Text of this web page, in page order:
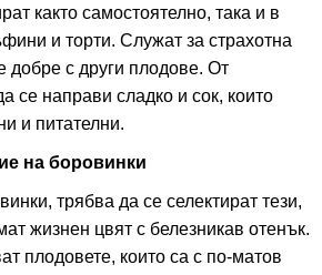
както самостоятелно, така и в
и торти. Служат за страхотна
добре с други плодове. От
се направи сладко и сок, които
и питателни.
на боровинки
трябва да се селектират тези,
жизнен цвят с белезникав отенък.
плодовете, които са с по-матов